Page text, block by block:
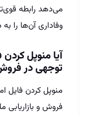
می‌دهد رابطه
وفاداری آن‌ها را
آیا منوپل
توجهی در
منوپل کردن فایل
فروش و بازاریابی